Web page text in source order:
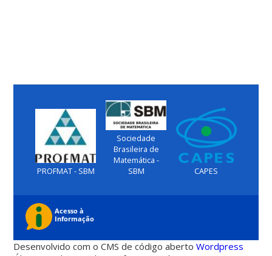
PROFMAT - SBM
Sociedade
Brasileira de
Matemática -
SBM
CAPES
Desenvolvido com o CMS de código abertoWordpress